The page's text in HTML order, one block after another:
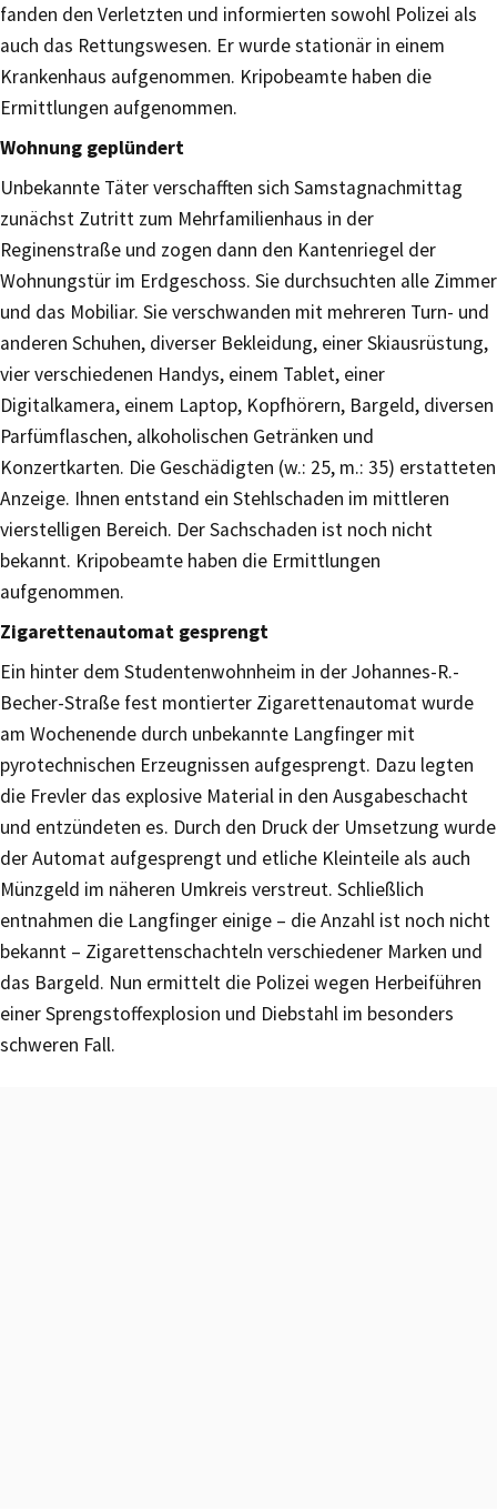
fanden den Verletzten und informierten sowohl Polizei als
auch das Rettungswesen. Er wurde stationär in einem
Krankenhaus aufgenommen. Kripobeamte haben die
Ermittlungen aufgenommen.
Wohnung geplündert
Unbekannte Täter verschafften sich Samstagnachmittag
zunächst Zutritt zum Mehrfamilienhaus in der
Reginenstraße und zogen dann den Kantenriegel der
Wohnungstür im Erdgeschoss. Sie durchsuchten alle Zimmer
und das Mobiliar. Sie verschwanden mit mehreren Turn- und
anderen Schuhen, diverser Bekleidung, einer Skiausrüstung,
vier verschiedenen Handys, einem Tablet, einer
Digitalkamera, einem Laptop, Kopfhörern, Bargeld, diversen
Parfümflaschen, alkoholischen Getränken und
Konzertkarten. Die Geschädigten (w.: 25, m.: 35) erstatteten
Anzeige. Ihnen entstand ein Stehlschaden im mittleren
vierstelligen Bereich. Der Sachschaden ist noch nicht
bekannt. Kripobeamte haben die Ermittlungen
aufgenommen.
Zigarettenautomat gesprengt
Ein hinter dem Studentenwohnheim in der Johannes-R.-
Becher-Straße fest montierter Zigarettenautomat wurde
am Wochenende durch unbekannte Langfinger mit
pyrotechnischen Erzeugnissen aufgesprengt. Dazu legten
die Frevler das explosive Material in den Ausgabeschacht
und entzündeten es. Durch den Druck der Umsetzung wurde
der Automat aufgesprengt und etliche Kleinteile als auch
Münzgeld im näheren Umkreis verstreut. Schließlich
entnahmen die Langfinger einige – die Anzahl ist noch nicht
bekannt – Zigarettenschachteln verschiedener Marken und
das Bargeld. Nun ermittelt die Polizei wegen Herbeiführen
einer Sprengstoffexplosion und Diebstahl im besonders
schweren Fall.